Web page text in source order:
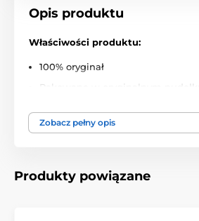
Opis produktu
Właściwości produktu:
100% oryginał
Pakowane w oryginalnym pudełku
Doskonale pasuje
Wyposażone w osłony przycisków
Zobacz pełny opis
Produkty powiązane